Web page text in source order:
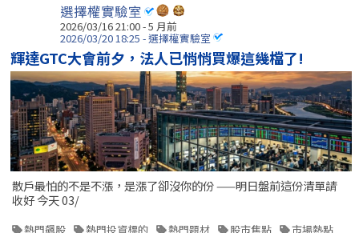
選擇權實驗室
2026/03/16 21:00 - 5 月前
2026/03/20 18:25 - 選擇權實驗室
輝達GTC大會前夕，法人已悄悄買爆這幾檔了!
散戶最怕的不是不漲，是漲了卻沒你的份 ——明日盤前這份清單請
收好 今天 03/
熱門飆股 熱門投資標的 熱門題材 股市焦點 市場熱點